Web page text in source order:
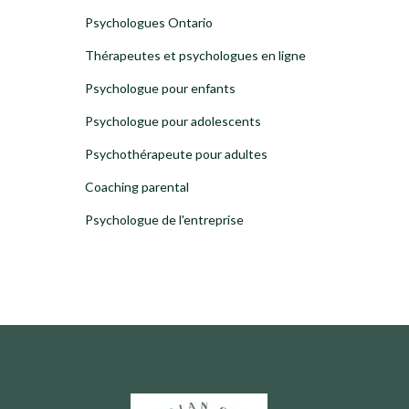
Psychologues Ontario
Thérapeutes et psychologues en ligne
Psychologue pour enfants
Psychologue pour adolescents
Psychothérapeute pour adultes
Coaching parental
Psychologue de l'entreprise